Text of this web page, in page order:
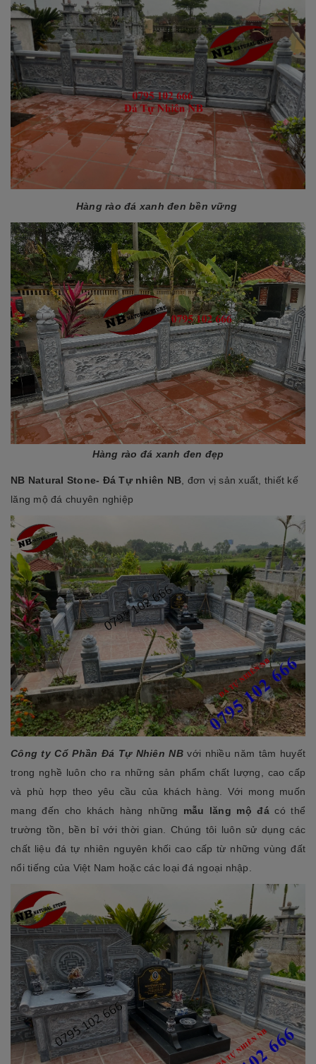
Hàng rào đá xanh đen bền vững
Hàng rào đá xanh đen đẹp
NB Natural Stone- Đá Tự nhiên NB , đơn vị sản xuất, thiết kế
lăng mộ đá chuyên nghiệp
Công ty Cổ Phần Đá Tự Nhiên NBvới nhiều năm tâm huyết
trong nghề luôn cho ra những sản phẩm chất lượng, cao cấp
và phù hợp theo yêu cầu của khách hàng. Với mong muốn
mang đến cho khách hàng những mẫu lăng mộ đá có thể
trường tồn, bền bỉ với thời gian. Chúng tôi luôn sử dụng các
chất liệu đá tự nhiên nguyên khối cao cấp từ những vùng đất
nổi tiếng của Việt Nam hoặc các loại đá ngoại nhập.